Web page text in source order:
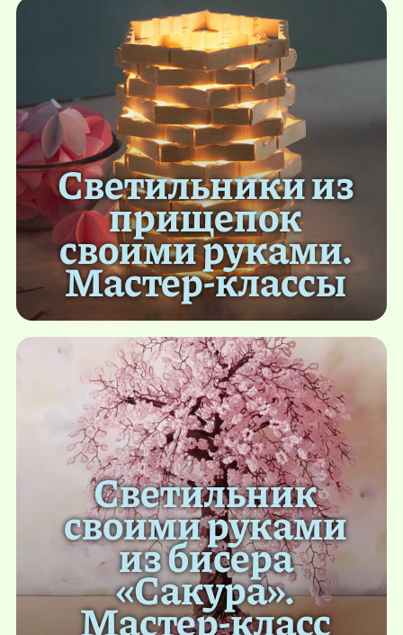
Светильники из
прищепок
своими руками.
Мастер-классы
Светильник
своими руками
из бисера
«Сакура».
Мастер-класс